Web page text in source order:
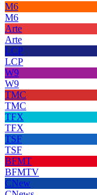
M6
M6
Arte
Arte
LCP
LCP
W9
W9
TMC
TMC
TFX
TFX
TSF
TSF
BFMT
BFMTV
CNew